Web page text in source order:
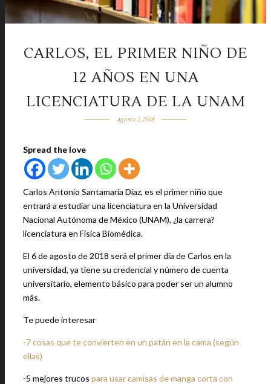
CARLOS, EL PRIMER NIÑO DE
12 AÑOS EN UNA
LICENCIATURA DE LA UNAM
agosto 2, 2018
Spread the love
Carlos Antonio Santamaría Díaz, es el primer niño que
entrará a estudiar una licenciatura en la Universidad
Nacional Autónoma de México (UNAM), ¿la carrera?
licenciatura en Física Biomédica.
El 6 de agosto de 2018 será el primer día de Carlos en la
universidad, ya tiene su credencial y número de cuenta
universitario, elemento básico para poder ser un alumno
más.
Te puede interesar
-7 cosas que te convierten en un patán en la cama (según
ellas)
-5 mejores trucos para usar camisas de manga corta con